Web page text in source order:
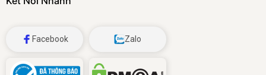
CUNG CẤP VÀ CHO THUÊ CÂY CẢNH
Facebook Zalo